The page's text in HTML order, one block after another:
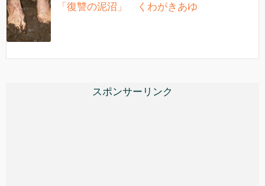
「復讐の泥沼」 くわがきあゆ
スポンサーリンク